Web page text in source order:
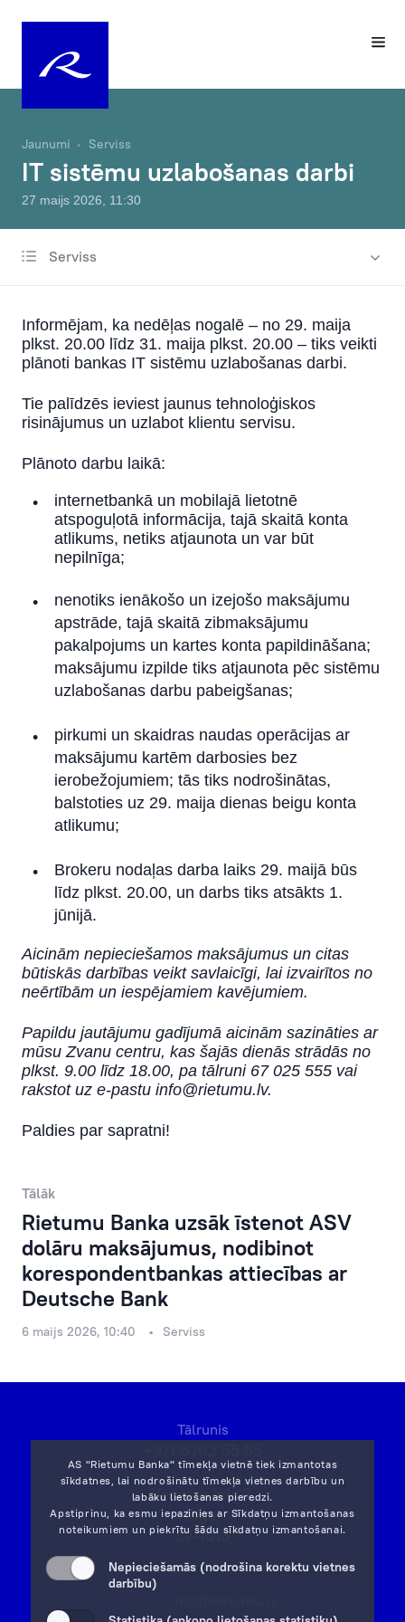
Jaunumi Serviss
IT sistēmu uzlabošanas darbi
27 maijs 2026, 11:30
Serviss
Visas ziņas
Izmaiņas tarifos
Finanšu rezultāti
Informējam, ka nedēļas nogalē – no 29. maija
plkst. 20.00 līdz 31. maija plkst. 20.00 – tiks veikti
plānoti bankas IT sistēmu uzlabošanas darbi.
Tie palīdzēs ieviest jaunus tehnoloģiskos
risinājumus un uzlabot klientu servisu.
Plānoto darbu laikā:
internetbankā un mobilajā lietotnē
atspoguļotā informācija, tajā skaitā konta
atlikums, netiks atjaunota un var būt
nepilnīga;
nenotiks ienākošo un izejošo maksājumu
apstrāde, tajā skaitā zibmaksājumu
pakalpojums un kartes konta papildināšana;
maksājumu izpilde tiks atjaunota pēc sistēmu
uzlabošanas darbu pabeigšanas;
pirkumi un skaidras naudas operācijas ar
maksājumu kartēm darbosies bez
ierobežojumiem; tās tiks nodrošinātas,
balstoties uz 29. maija dienas beigu konta
atlikumu;
Brokeru nodaļas darba laiks 29. maijā būs
līdz plkst. 20.00, un darbs tiks atsākts 1.
jūnijā.
Aicinām nepieciešamos maksājumus un citas
būtiskās darbības veikt savlaicīgi, lai izvairītos no
neērtībām un iespējamiem kavējumiem.
Papildu jautājumu gadījumā aicinām sazināties ar
mūsu Zvanu centru, kas šajās dienās strādās no
plkst. 9.00 līdz 18.00, pa tālruni 67 025 555 vai
rakstot uz e-pastu info@rietumu.lv.
Paldies par sapratni!
Tālāk
Rietumu Banka uzsāk īstenot ASV
dolāru maksājumus, nodibinot
korespondentbankas attiecības ar
Deutsche Bank
6 maijs 2026, 10:40 Serviss
AS "Rietumu Banka" tīmekļa vietnē tiek izmantotas
sīkdatnes, lai nodrošinātu tīmekļa vietnes darbību un
labāku lietošanas pieredzi.
Apstiprinu, ka esmu iepazinies ar Sīkdatņu izmantošanas
noteikumiem un piekrītu šādu sīkdatņu izmantošanai.
Nepieciešamās (nodrošina korektu vietnes
darbību)
Tālrunis
Vesetas iela 7,
Rīga,
LV-1013